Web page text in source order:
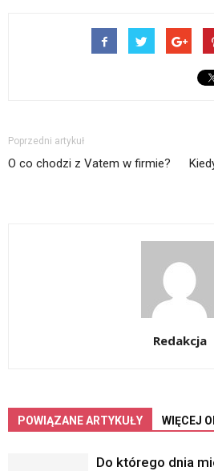
Poprzedni artykuł
O co chodzi z Vatem w firmie?
Redakcja
POWIĄZANE ARTYKUŁY WIĘCEJ
Do którego dnia